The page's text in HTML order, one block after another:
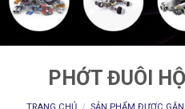
PHỚT ĐUÔI
TRANG CHỦ / SẢN PHẨM ĐƯỢC